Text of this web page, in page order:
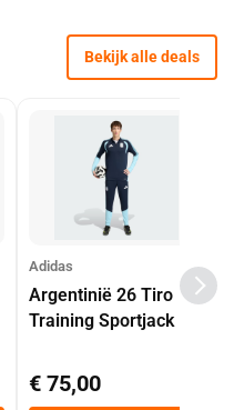
Bekijk alle deals
Adidas
Argentinië 26 Tiro
Training Sportjack
€ 75,00